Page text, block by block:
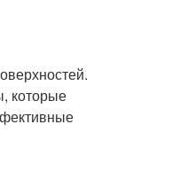
которые